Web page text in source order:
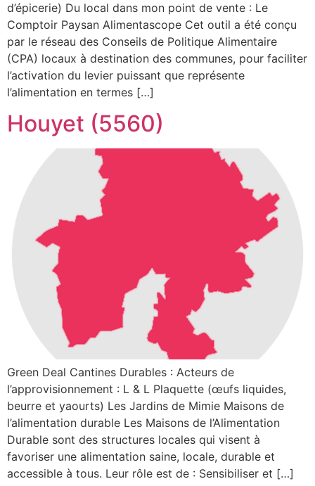
d’épicerie) Du local dans mon point de vente : Le
Comptoir Paysan Alimentascope Cet outil a été conçu
par le réseau des Conseils de Politique Alimentaire
(CPA) locaux à destination des communes, pour faciliter
l’activation du levier puissant que représente
l’alimentation en termes […]
Houyet (5560)
Green Deal Cantines Durables : Acteurs de
l’approvisionnement : L & L Plaquette (œufs liquides,
beurre et yaourts) Les Jardins de Mimie Maisons de
l’alimentation durable Les Maisons de l’Alimentation
Durable sont des structures locales qui visent à
favoriser une alimentation saine, locale, durable et
accessible à tous. Leur rôle est de : Sensibiliser et […]